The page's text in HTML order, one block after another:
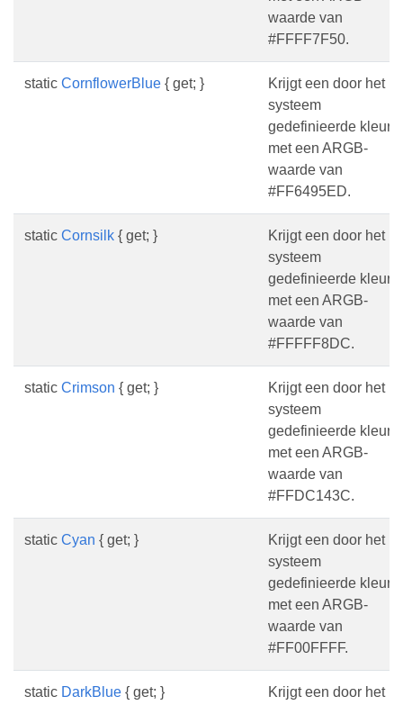
waarde van
#FFFF7F50.
static CornflowerBlue { get; }
Krijgt een door het
systeem
gedefinieerde kleur
met een ARGB-
waarde van
#FF6495ED.
static Cornsilk { get; }
Krijgt een door het
systeem
gedefinieerde kleur
met een ARGB-
waarde van
#FFFFF8DC.
static Crimson { get; }
Krijgt een door het
systeem
gedefinieerde kleur
met een ARGB-
waarde van
#FFDC143C.
static Cyan { get; }
Krijgt een door het
systeem
gedefinieerde kleur
met een ARGB-
waarde van
#FF00FFFF.
static DarkBlue { get; }
Krijgt een door het